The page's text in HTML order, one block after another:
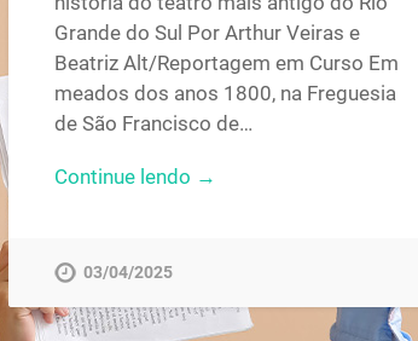
Grande do Sul Por Arthur Veiras e
Beatriz Alt/Reportagem em Curso Em
meados dos anos 1800, na Freguesia
de São Francisco de…
Continue lendo →
03/04/2025